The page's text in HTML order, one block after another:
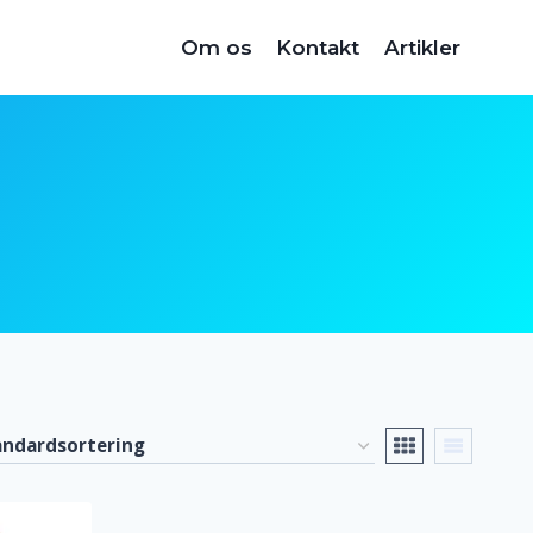
Om os Kontakt Artikler